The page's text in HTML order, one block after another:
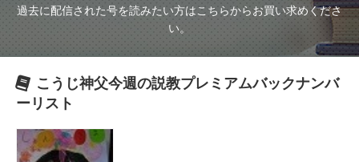
過去に配信された号を読みたい方はこちらからお買い求めくださ
い。
こうじ神父今週の説教プレミアムバックナンバ
ーリスト